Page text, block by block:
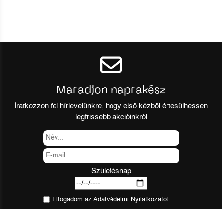
Maradjon naprakész
Íratkozzon fel hírlevelünkre, hogy első kézből értesülhessen
legfrissebb akcióinkról
Születésnap
Elfogadom az Adatvédelmi Nyilatkozatot.